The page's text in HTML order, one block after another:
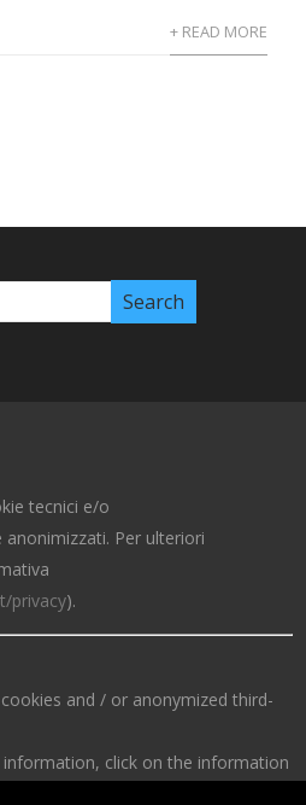
+ READ MORE
tecnici e/o
Per ulteriori
privacy).
and / or anonymized third-
click on the information